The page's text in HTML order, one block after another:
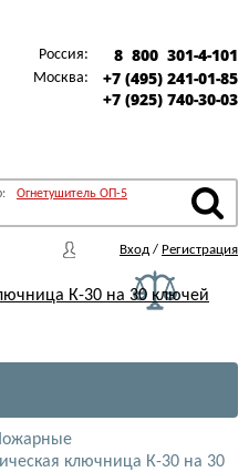
Россия: 8 800 301-4-101
Москва:
+7 (495) 241-01-85
+7 (925) 740-30-03
Огнетушитель ОП-5
Вход / Регистрация
Пожарные
ключница К-30 на 30